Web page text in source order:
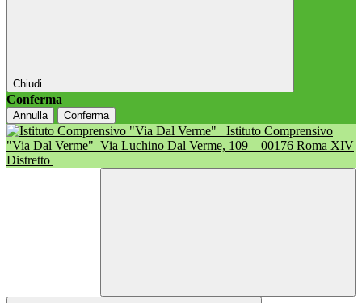
Chiudi
Conferma
Annulla Conferma
Istituto Comprensivo
"Via Dal Verme" Via Luchino Dal Verme, 109 – 00176 Roma XIV
Distretto